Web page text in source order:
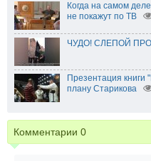
Когда на самом
не покажут по ТВ
ЧУДО! СЛЕПОЙ
Презентация книги
плану Старикова
Комментарии 0